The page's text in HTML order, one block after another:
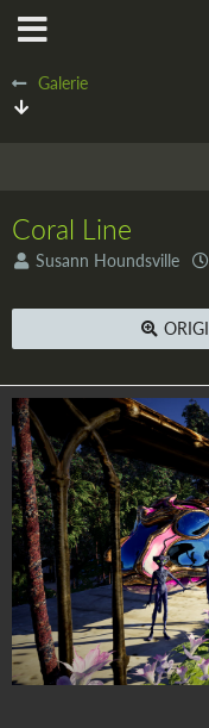
Galerie
Coral Line
Susann Houndsville